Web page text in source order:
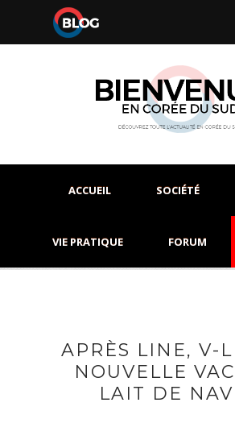
ACCUEIL SOCIÉTÉ
VIE PRATIQUE FORUM
APRÈS LINE, V-
NOUVELLE
LAIT DE